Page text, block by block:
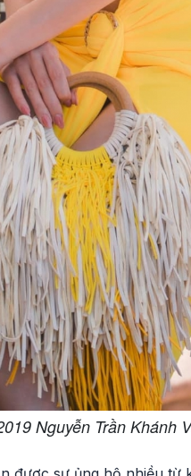
Nguyễn Trần Khánh